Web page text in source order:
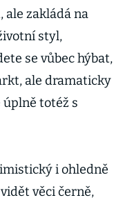
ale zakládá na
styl,
se vůbec hýbat,
ale dramaticky
totéž s
i ohledně
věci černě,